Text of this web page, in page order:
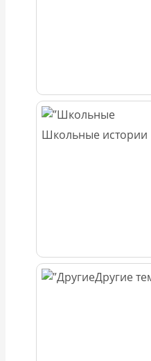
Школьные истории
Другие